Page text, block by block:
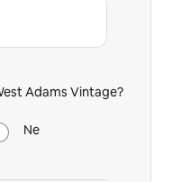
Adams Vintage?
Ne